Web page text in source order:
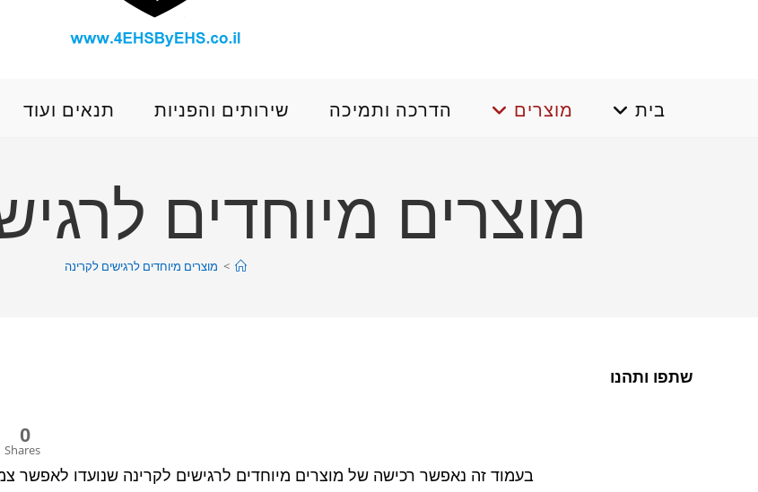
בית מוצרים הדרכה ותמיכה שירותים והפניות תנאים ועוד
מוצרים מיוחדים
> מוצרים מיוחדים לרגישים לקרינה
שתפו ותהנו
0
Shares
בעמוד זה נאפשר רכישה של מוצרים מיוחדים לרגישים לקרינה שנועדו לאפשר